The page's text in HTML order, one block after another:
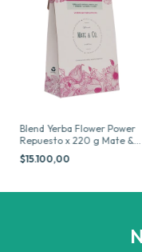
Blend Yerba Flower Power
Repuesto x 220 g Mate &
Co
$15.100,00